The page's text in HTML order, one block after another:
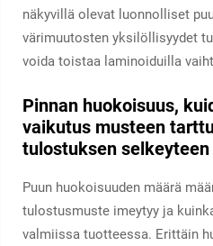
näkyvillä olevat luonnolliset
värimuutosten yksilöllisyydet
voida toistaa laminoiduilla
Pinnan huokoisuus,
vaikutus musteen
tulostuksen selkeyteen
Puun huokoisuuden määrä
tulostusmuste imeytyy ja
valmiissa tuotteessa. Erittäin